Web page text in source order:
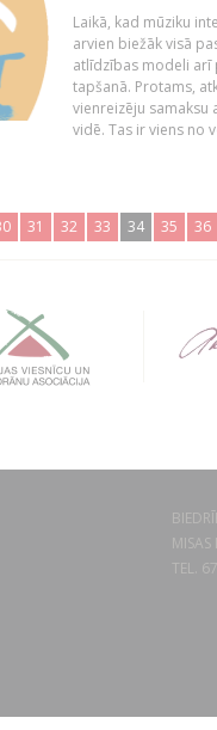
Laikā, kad mūziku
arvien biežāk visā
atlīdzības modeli arī
tapšanā. Protams,
vienreizēju
vidē. Tas ir viens no
31 32 33 34 35 36
TEL.